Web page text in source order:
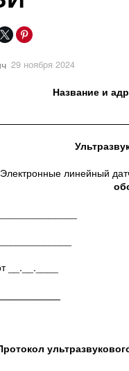
29 ноября 2024
Название и
линейный
__.__.____